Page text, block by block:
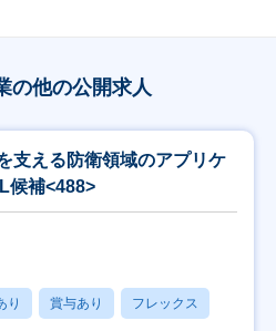
の他の公開求人
支える防衛領域のアプリケ
候補<488>
り 賞与あり フレックス